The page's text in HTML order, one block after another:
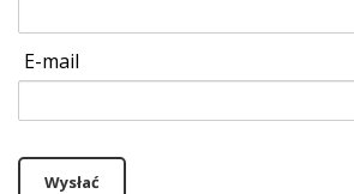
E-mail
Wysłać